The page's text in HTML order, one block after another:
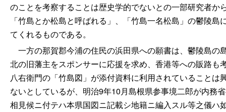
のことを考察することは歴史学的でないとの一部研究者
「竹島とか松島と呼ばれる」、「竹島一名松島」の鬱陵
てくれるものである。
一方の那賀郡今浦の住民の浜田県への願書は、鬱陵島の
北の旧藩主をスポンサーに応援を求め、香港等への販路
八右衛門の「竹島図」が添付資料に利用されていること
ないとしているが、明治9年10月島根県参事境二郎が内務
相見候ニ付テハ本県国図ニ記載シ地籍ニ編入スル等之儀